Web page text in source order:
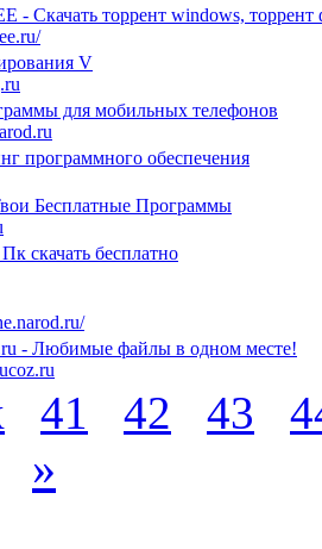
- Скачать торрент windows,
V
для мобильных телефонов
программного обеспечения
Бесплатные Программы
скачать бесплатно
- Любимые файлы в одном месте!
41 42 43
»